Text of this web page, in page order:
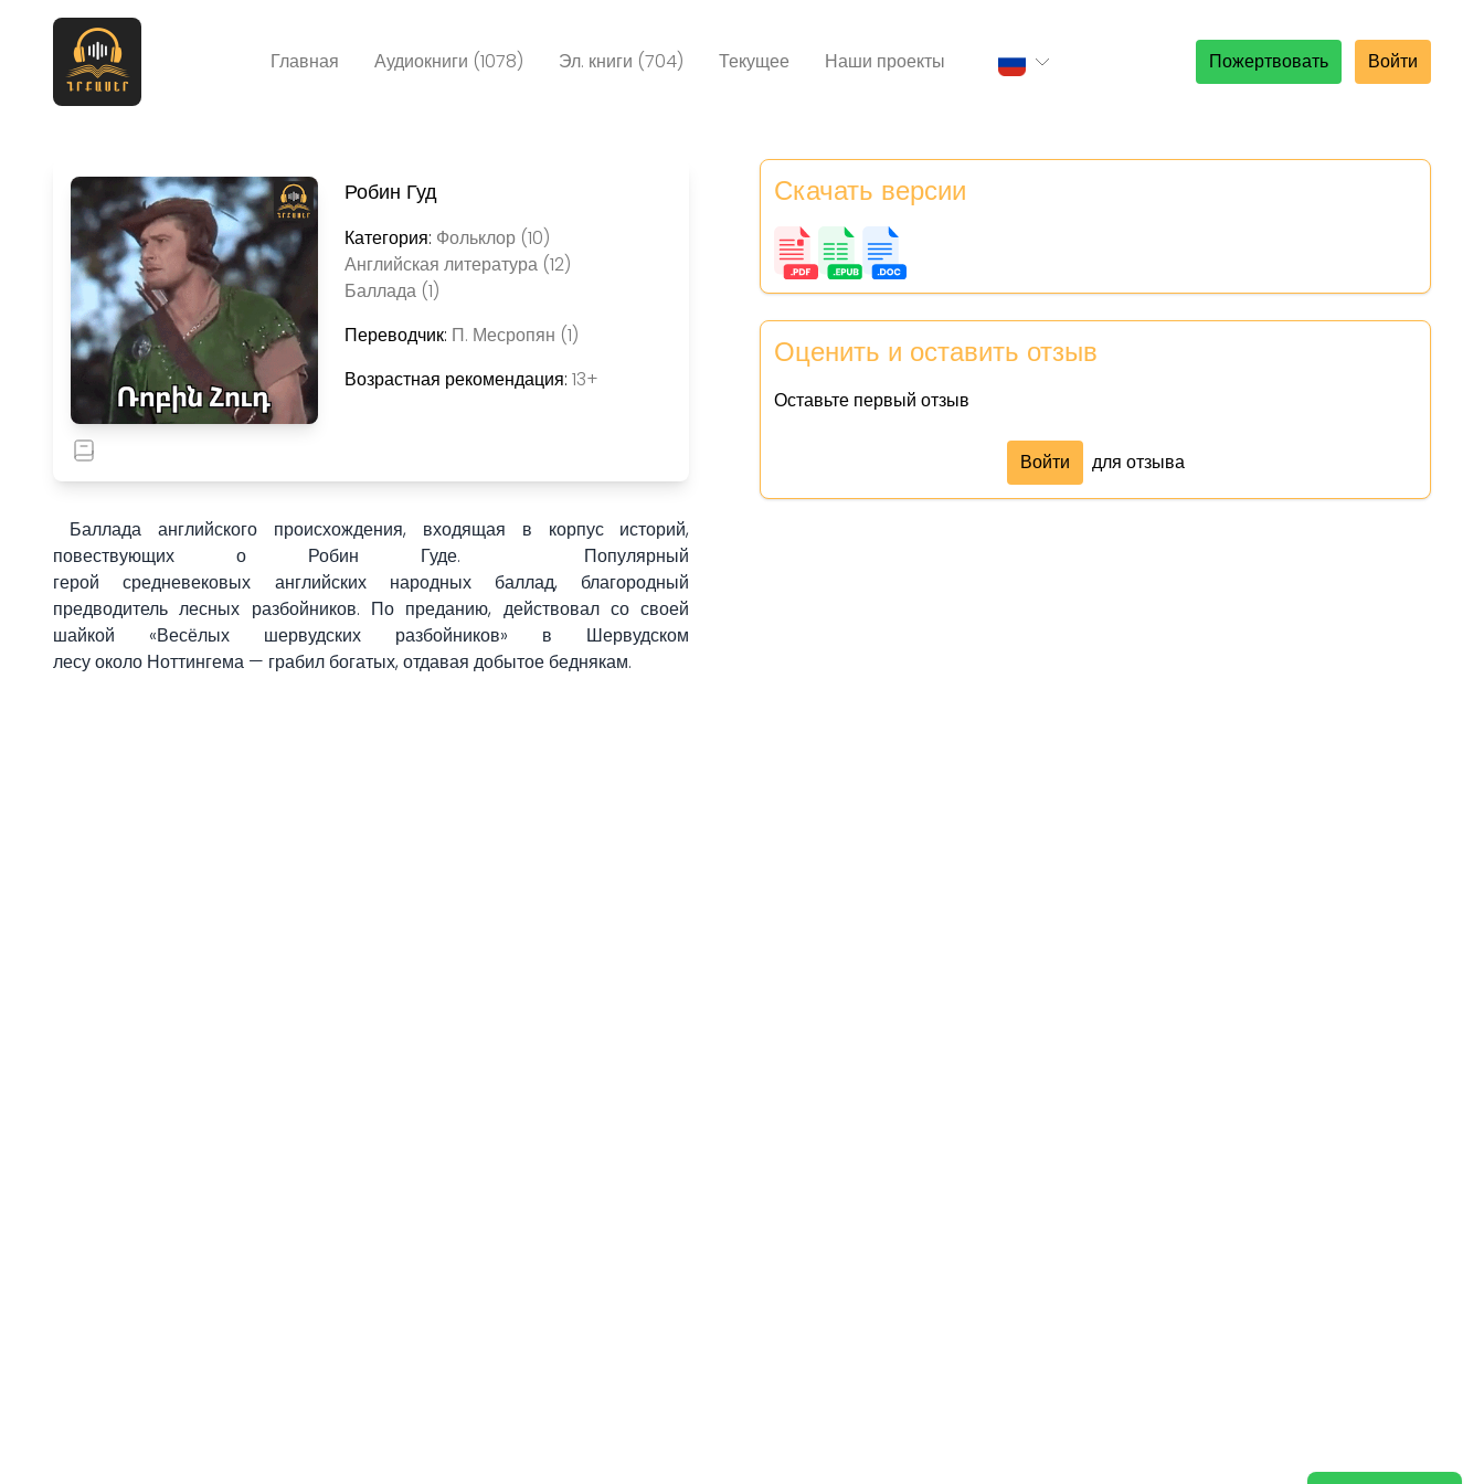
Пожертвовать Войти
Главная Аудиокниги (1078) Эл. книги (704) Текущее Наши проекты
Робин Гуд
Категория: Фольклор (10)
Английская литература (12)
Баллада (1)
Переводчик: П. Месропян (1)
Возрастная рекомендация: 13+
Балладаанглийского происхождения, входящая в корпус историй,
повествующих о Робин Гуде. Популярный
геройсредневековых английскихнародных баллад, благородный
предводитель лесных разбойников. По преданию, действовал со своей
шайкой «Весёлых шервудских разбойников» в Шервудском
лесуоколо Ноттингема — грабил богатых, отдавая добытое беднякам.
Скачать версии
Оценить и оставить отзыв
Оставьте первый отзыв
Войти для отзыва